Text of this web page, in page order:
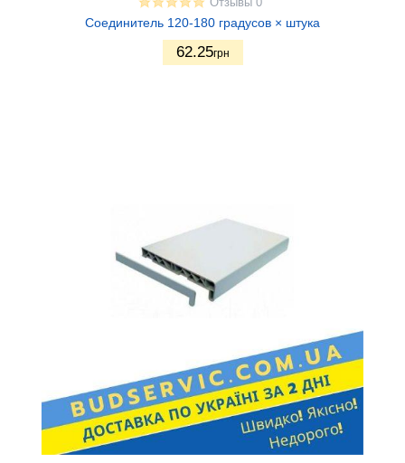
Соединитель 120-180 градусов × штука
62.25грн